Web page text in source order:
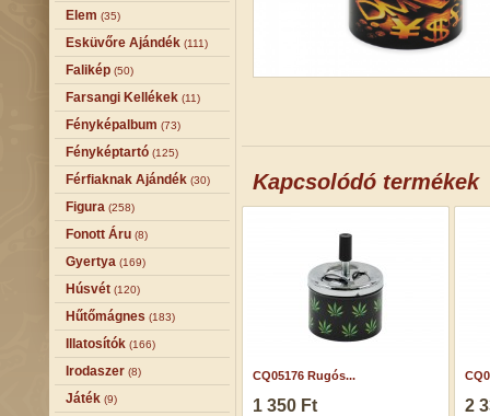
Elem (35)
Esküvőre Ajándék (111)
Falikép (50)
Farsangi Kellékek (11)
Fényképalbum (73)
Fényképtartó (125)
Férfiaknak Ajándék (30)
Figura (258)
Fonott Áru (8)
Gyertya (169)
Húsvét (120)
Hűtőmágnes (183)
Illatosítók (166)
Irodaszer (8)
Játék (9)
Kapcsolódó termékek
CQ05176 Rugós...
1 350 Ft 2